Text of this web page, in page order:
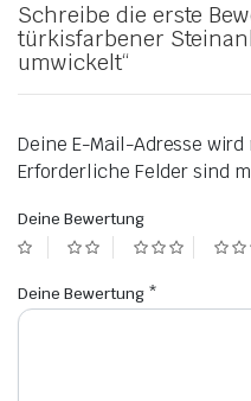
Schreibe die erste
türkisfarbener
umwickelt“
Deine E-Mail-Adresse
Erforderliche Felder sind
Deine Bewertung
Deine Bewertung *